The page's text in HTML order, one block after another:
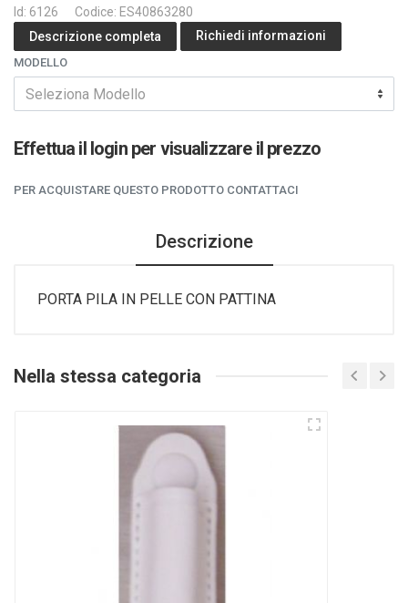
Id: 6126
Codice: ES40863280
Descrizione completa
Richiedi informazioni
MODELLO
Seleziona Modello
Effettua il login per visualizzare il prezzo
PER ACQUISTARE QUESTO PRODOTTO CONTATTACI
Descrizione
PORTA PILA IN PELLE CON PATTINA
Nella stessa categoria